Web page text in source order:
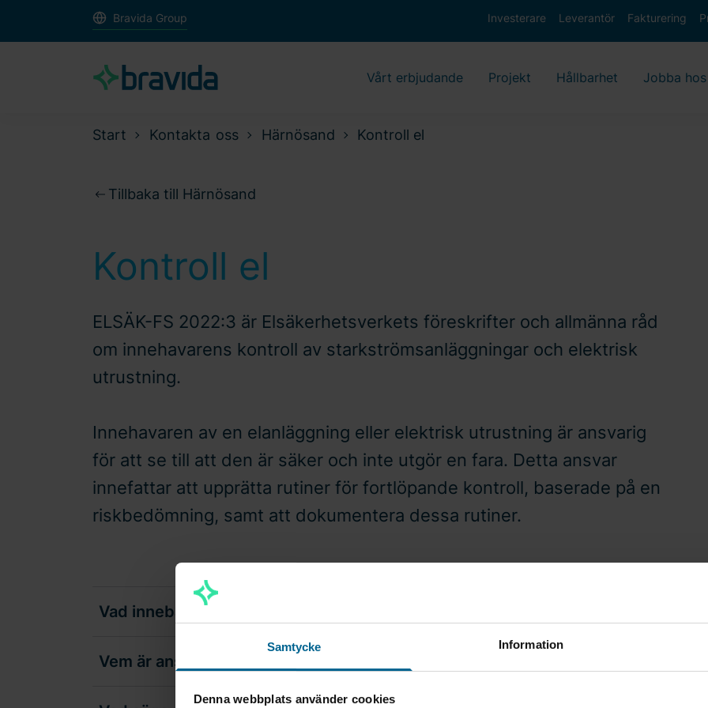
Samtycke Information
Denna webbplats använder cookies
Bravida Group Investerare Leverantör Fakturering
Vårt erbjudande Projekt Hållbarhet Jobba
Start Kontakta oss Härnösand Kontroll el
Tillbaka till Härnösand
Kontroll el
ELSÄK-FS 2022:3 är Elsäkerhetsverkets föreskrifter och allmänna råd
om innehavarens kontroll av starkströmsanläggningar och elektrisk
utrustning.
Innehavaren av en elanläggning eller elektrisk utrustning är ansvarig
för att se till att den är säker och inte utgör en fara. Detta ansvar
innefattar att upprätta rutiner för fortlöpande kontroll, baserade på en
riskbedömning, samt att dokumentera dessa rutiner.
Vad innebär ELSÄK-FS 2022:3?
Vem är ansvarig?